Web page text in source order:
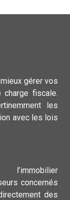
gérer vos
fiscale.
les
avec les lois
l’immobilier
concernés
des